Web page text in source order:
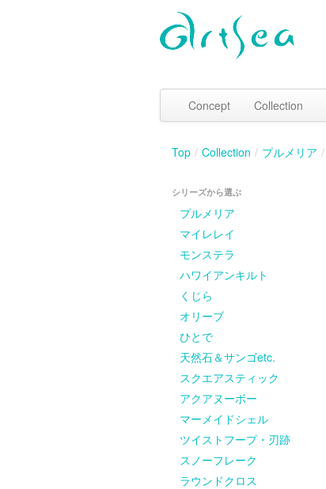
Concept Collection
Top / Collection / プルメリア /
シリーズから選ぶ
プルメリア
マイレレイ
モンステラ
ハワイアンキルト
くじら
オリーブ
ひとで
天然石＆サンゴetc.
スクエアスティック
アクアヌーボー
マーメイドシェル
ツイストフープ・刃跡
スノーフレーク
ラウンドクロス